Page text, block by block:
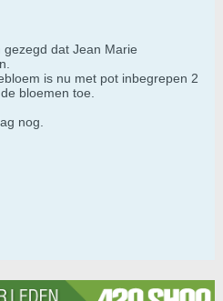
dat Jean Marie
is nu met pot inbegrepen 2
bloemen toe.
nog.